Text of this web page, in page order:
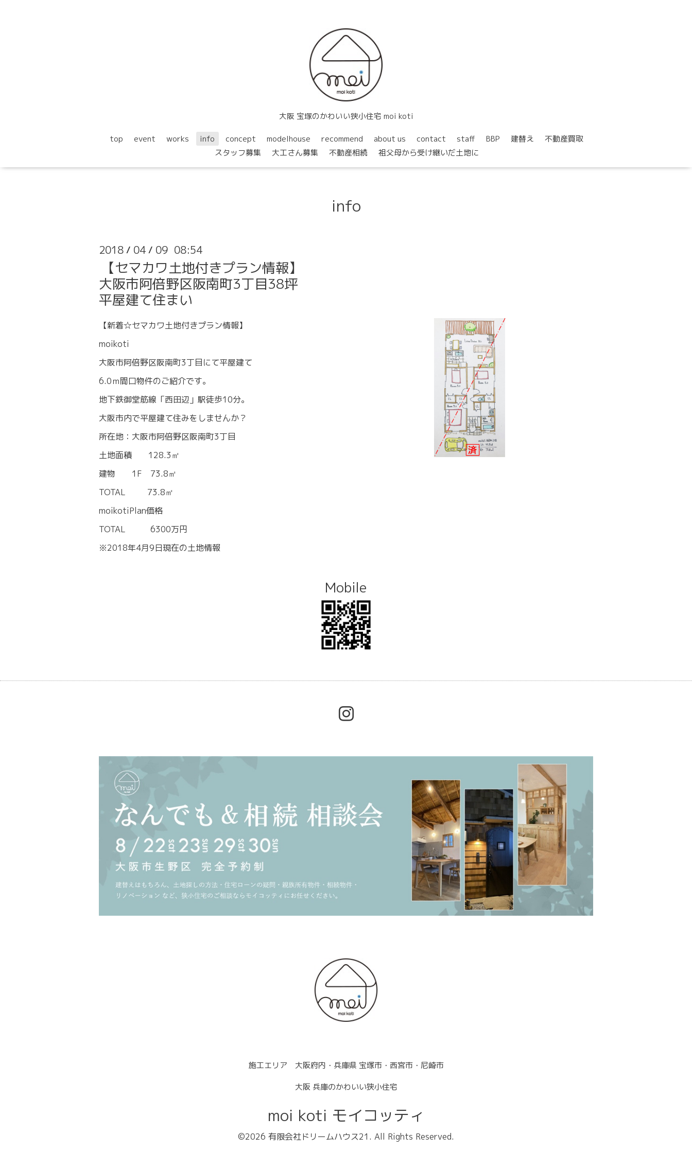
大阪 宝塚のかわいい狭小住宅 moi koti
top event works info concept modelhouse recommend about us contact staff BBP 建替え
不動産買取
スタッフ募集
大工さん募集 不動産相続 祖父母から受け継いだ土地に
info
2018 / 04 / 09 08:54
【セマカワ土地付きプラン情報】
大阪市阿倍野区阪南町3丁目38坪
平屋建て住まい
【新着☆セマカワ土地付きプラン情報】
moikoti
大阪市阿倍野区阪南町3丁目にて平屋建て
6.0ｍ間口物件のご紹介です。
地下鉄御堂筋線「西田辺」駅徒歩10分。
大阪市内で平屋建て住みをしませんか？
所在地：大阪市阿倍野区阪南町3丁目
土地面積 128.3㎡
建物 1F 73.8㎡
TOTAL 73.8㎡
moikotiPlan価格
TOTAL 6300万円
※2018年4月9日現在の土地情報
Mobile
施工エリア 大阪府内・兵庫県 宝塚市・西宮市・尼崎市
大阪 兵庫のかわいい狭小住宅
moi koti モイコッティ
©2026 有限会社ドリームハウス21 . All Rights Reserved.